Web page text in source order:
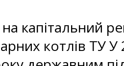
капітальний
котлів ТУ У